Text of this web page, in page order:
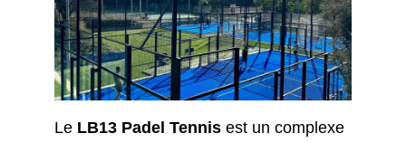
Le LB13 Padel Tennis est un complexe